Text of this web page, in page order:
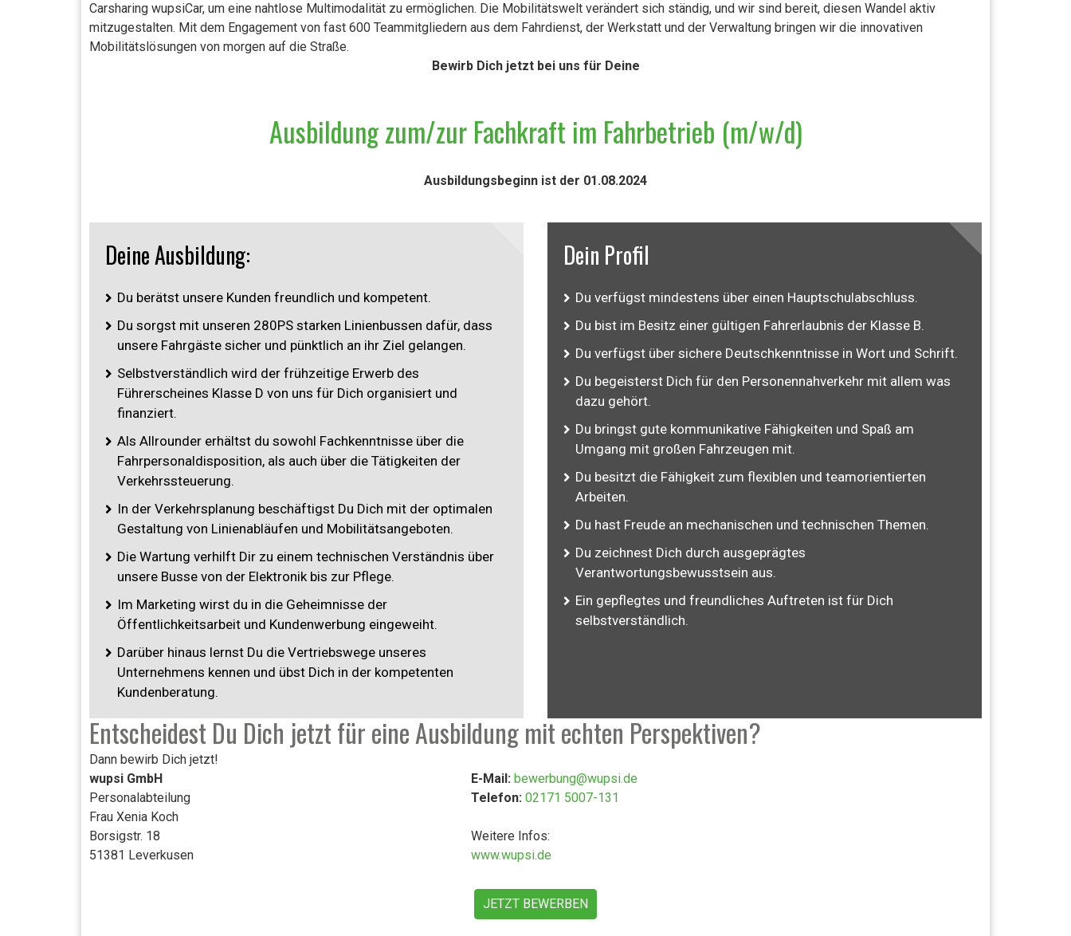
Carsharing wupsiCar, um eine nahtlose Multimodalität zu ermöglichen. Die Mobilitätswelt verändert sich ständig, und wir sind bereit, diesen Wandel aktiv
mitzugestalten. Mit dem Engagement von fast 600 Teammitgliedern aus dem Fahrdienst, der Werkstatt und der Verwaltung bringen wir die innovativen
Mobilitätslösungen von morgen auf die Straße.
Bewirb Dich jetzt bei uns für Deine
Ausbildung zum/zur Fachkraft im Fahrbetrieb (m/w/d)
Ausbildungsbeginn ist der 01.08.2024
Deine Ausbildung:
Du berätst unsere Kunden freundlich und kompetent.
Du sorgst mit unseren 280PS starken Linienbussen dafür, dass
unsere Fahrgäste sicher und pünktlich an ihr Ziel gelangen.
Selbstverständlich wird der frühzeitige Erwerb des
Führerscheines Klasse D von uns für Dich organisiert und
finanziert.
Als Allrounder erhältst du sowohl Fachkenntnisse über die
Fahrpersonaldisposition, als auch über die Tätigkeiten der
Verkehrssteuerung.
In der Verkehrsplanung beschäftigst Du Dich mit der optimalen
Gestaltung von Linienabläufen und Mobilitätsangeboten.
Die Wartung verhilft Dir zu einem technischen Verständnis über
unsere Busse von der Elektronik bis zur Pflege.
Im Marketing wirst du in die Geheimnisse der
Öffentlichkeitsarbeit und Kundenwerbung eingeweiht.
Darüber hinaus lernst Du die Vertriebswege unseres
Unternehmens kennen und übst Dich in der kompetenten
Kundenberatung.
Dein Profil
Du verfügst mindestens über einen Hauptschulabschluss.
Du bist im Besitz einer gültigen Fahrerlaubnis der Klasse B.
Du verfügst über sichere Deutschkenntnisse in Wort und Schrift.
Du begeisterst Dich für den Personennahverkehr mit allem was
dazu gehört.
Du bringst gute kommunikative Fähigkeiten und Spaß am
Umgang mit großen Fahrzeugen mit.
Du besitzt die Fähigkeit zum flexiblen und teamorientierten
Arbeiten.
Du hast Freude an mechanischen und technischen Themen.
Du zeichnest Dich durch ausgeprägtes
Verantwortungsbewusstsein aus.
Ein gepflegtes und freundliches Auftreten ist für Dich
selbstverständlich.
Entscheidest Du Dich jetzt für eine Ausbildung mit echten Perspektiven?
Dann bewirb Dich jetzt!
wupsi GmbH
Personalabteilung
Frau Xenia Koch
Borsigstr. 18
51381 Leverkusen
E-Mail: bewerbung@wupsi.de
Telefon: 02171 5007-131
Weitere Infos:
www.wupsi.de
JETZT BEWERBEN